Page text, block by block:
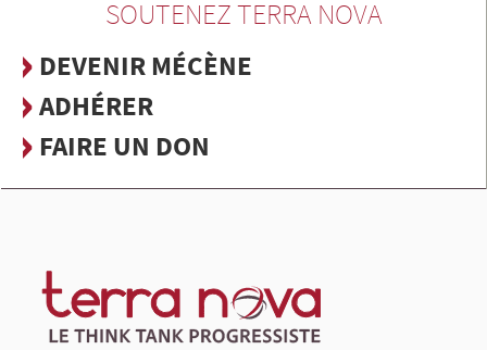
SOUTENEZ TERRA NOVA
DEVENIR MÉCÈNE
ADHÉRER
FAIRE UN DON